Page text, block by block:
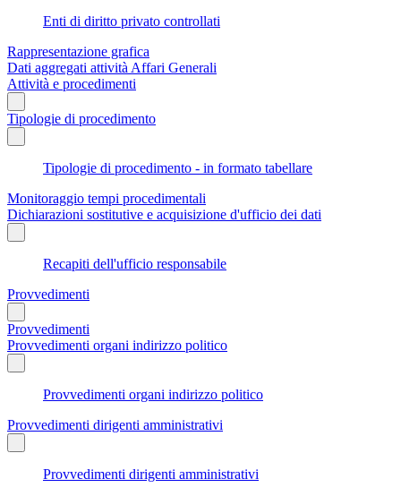
Enti di diritto privato controllati
Rappresentazione grafica
Dati aggregati attività Affari Generali
Attività e procedimenti
Tipologie di procedimento
Tipologie di procedimento - in formato tabellare
Monitoraggio tempi procedimentali
Dichiarazioni sostitutive e acquisizione d'ufficio dei dati
Recapiti dell'ufficio responsabile
Provvedimenti
Provvedimenti
Provvedimenti organi indirizzo politico
Provvedimenti organi indirizzo politico
Provvedimenti dirigenti amministrativi
Provvedimenti dirigenti amministrativi